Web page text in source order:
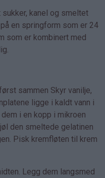
sukker, kanel og smeltet
en springform som er 24
som er kombinert med
sammen Skyr vanilje,
ligge i kaldt vann i
i en kopp i mikroen
den smeltede gelatinen
Pisk kremfløten til krem
Legg dem langsmed